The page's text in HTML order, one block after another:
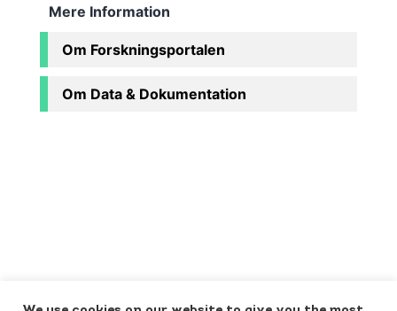
Mere Information
Om Forskningsportalen
Om Data & Dokumentation